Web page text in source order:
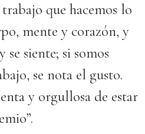
que hacemos lo
mente y corazón, y
se siente; si somos
se nota el gusto.
y orgullosa de estar